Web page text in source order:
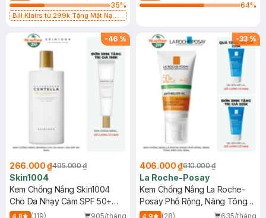
35%
Bill Klairs từ 299k Tặng Mặt Nạ
25ml (SL Có Hạn)
64%
-46 %
266.000 ₫495.000 ₫
Skin1004
Kem Chống Nắng Skin1004
Cho Da Nhạy Cảm SPF 50+
50ml
4.8 (119)
905/tháng
-33 %
406.000 ₫610.000 ₫
La Roche-Posay
Kem Chống Nắng La Roche-
Posay Phổ Rộng, Nâng Tông
Kiềm Dầu 50ml
4.9 (28)
635/tháng